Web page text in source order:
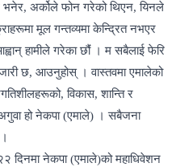
अर्कोले फोन गरेको थिएन, यिनले
मूल गन्तव्यमा केन्द्रित नभएर
हामीले गरेका छौंं । म सबैलाई फेरि
छ, आउनुहोस् । वास्तवमा एमालेको
विकास, शान्ति र
हो नेकपा (एमाले) । सबैजना
दिनमा नेकपा (एमाले)को महाधिवेशन